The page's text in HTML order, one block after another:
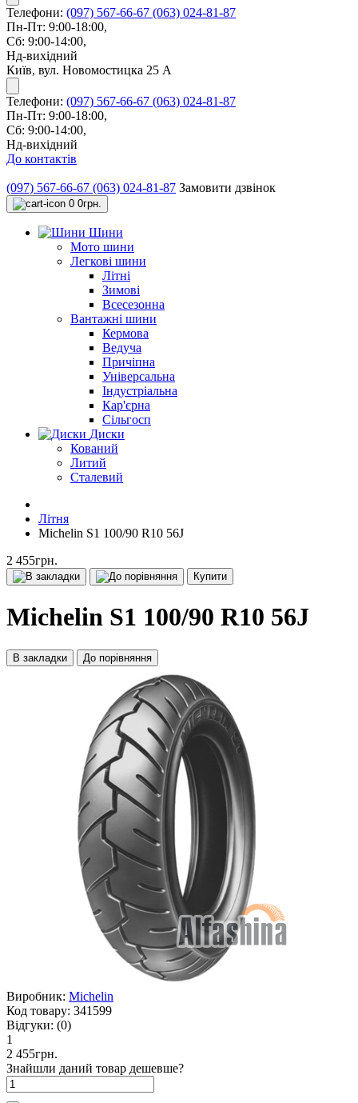
Телефони: (097) 567-66-67 (063) 024-81-87
Пн-Пт: 9:00-18:00,
Сб: 9:00-14:00,
Нд-вихідний
Київ, вул. Новомостицка 25 А
Телефони: (097) 567-66-67 (063) 024-81-87
Пн-Пт: 9:00-18:00,
Сб: 9:00-14:00,
Нд-вихідний
До контактів
(097) 567-66-67 (063) 024-81-87 Замовити дзвінок
0 0грн.
Шини
Мото шини
Легкові шини
Літні
Зимові
Всесезонна
Вантажні шини
Кермова
Ведуча
Причіпна
Універсальна
Індустріальна
Кар'єрна
Сільгосп
Диски
Кований
Литий
Сталевий
Літня
Michelin S1 100/90 R10 56J
2 455грн.
Купити
Michelin S1 100/90 R10 56J
В закладки До порівняння
Виробник: Michelin
Код товару: 341599
Відгуки: (0)
1
2 455грн.
Знайшли даний товар дешевше?